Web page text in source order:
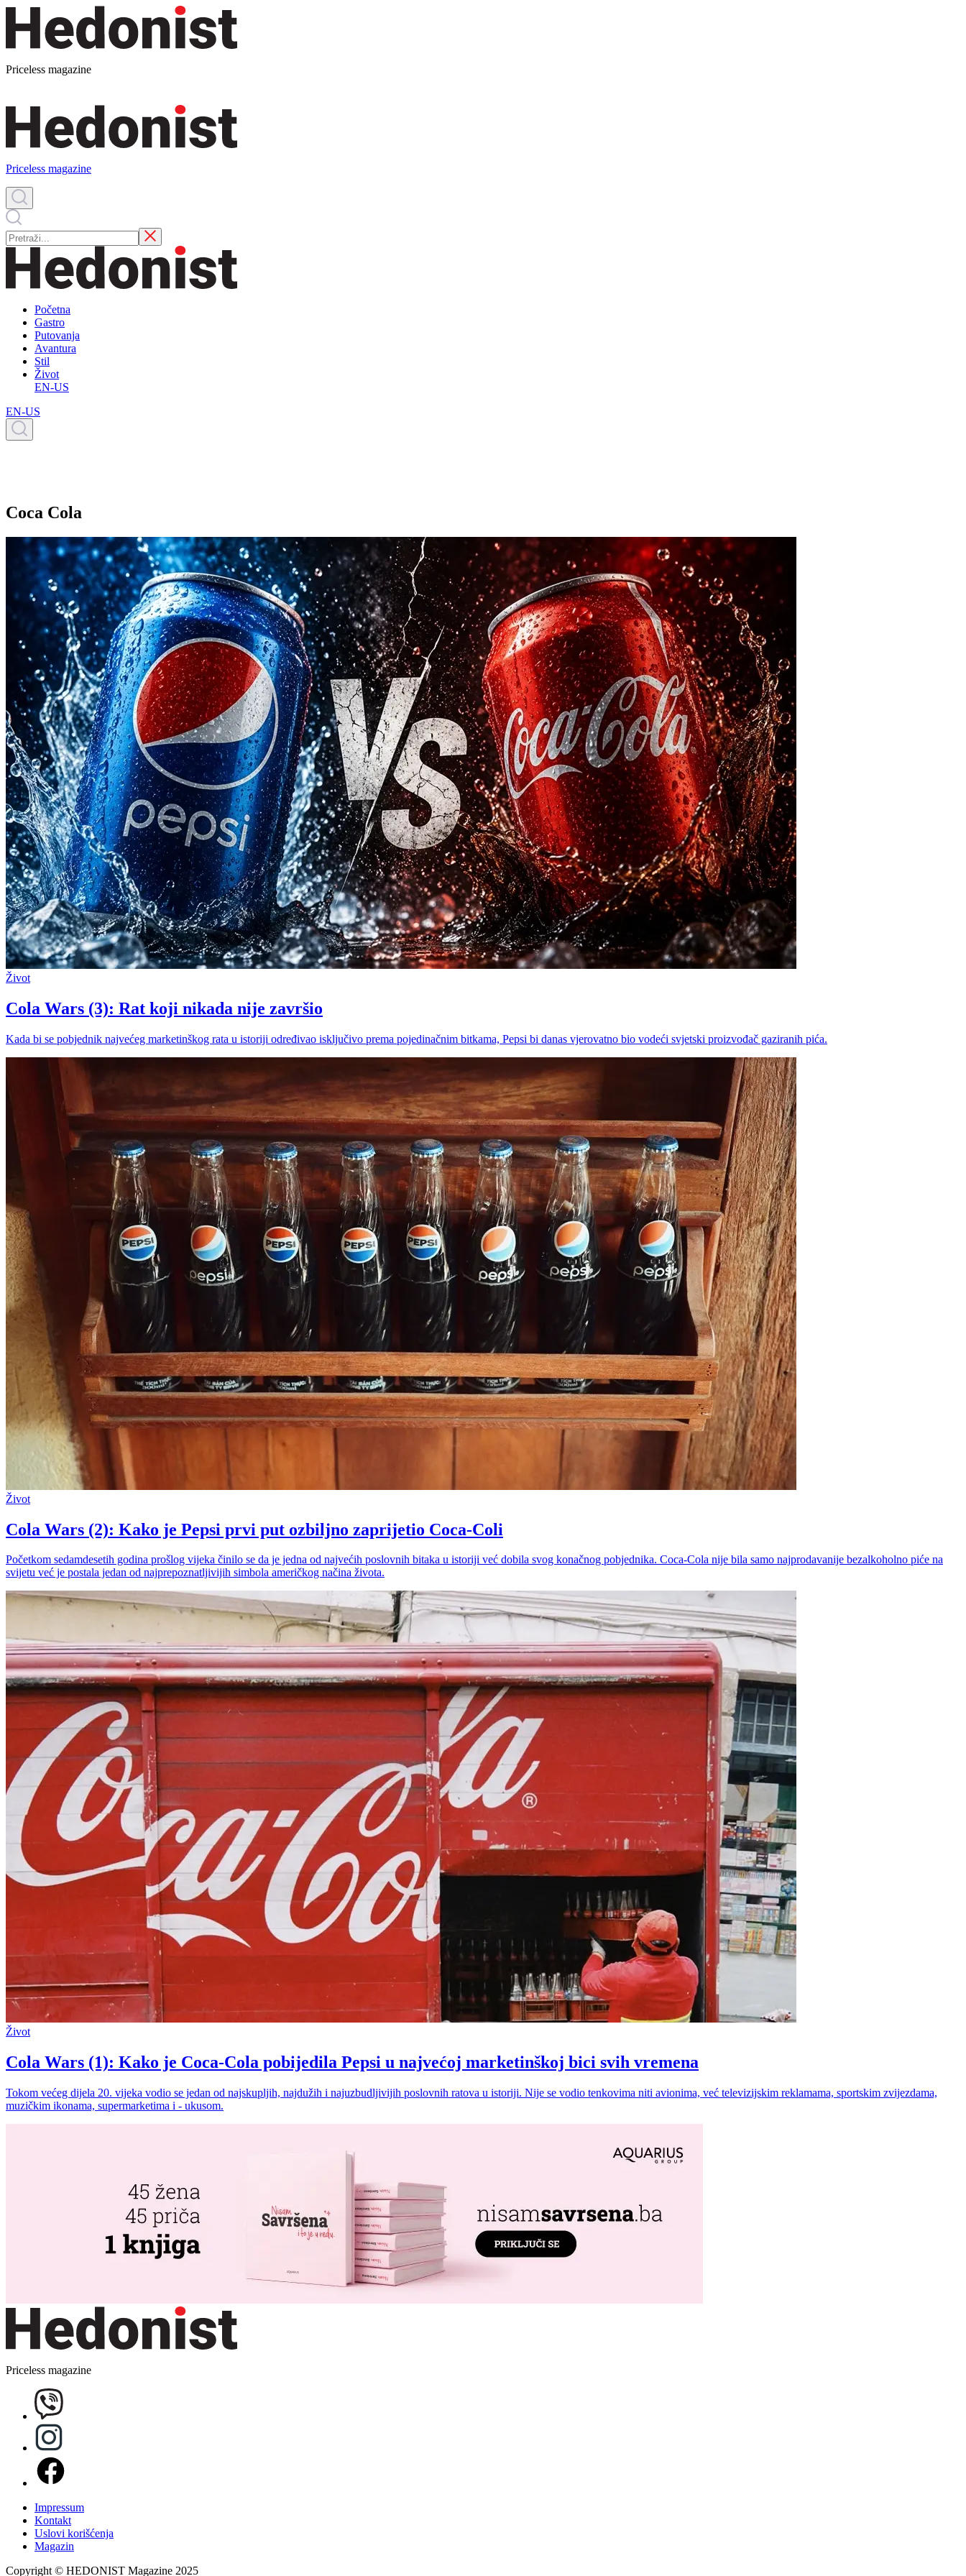
Priceless magazine
Priceless magazine
Početna
Gastro
Putovanja
Avantura
Stil
Život
EN-US
EN-US
Coca Cola
Život
Cola Wars (3): Rat koji nikada nije završio
Kada bi se pobjednik najvećeg marketinškog rata u istoriji određivao isključivo prema pojedinačnim bitkama, Pepsi bi danas vjerovatno bio vodeći svjetski proizvođač gaziranih pića.
Život
Cola Wars (2): Kako je Pepsi prvi put ozbiljno zaprijetio Coca-Coli
Početkom sedamdesetih godina prošlog vijeka činilo se da je jedna od najvećih poslovnih bitaka u istoriji već dobila svog konačnog pobjednika. Coca-Cola nije bila samo najprodavanije bezalkoholno piće na
svijetu već je postala jedan od najprepoznatljivijih simbola američkog načina života.
Život
Cola Wars (1): Kako je Coca-Cola pobijedila Pepsi u najvećoj marketinškoj bici svih vremena
Tokom većeg dijela 20. vijeka vodio se jedan od najskupljih, najdužih i najuzbudljivijih poslovnih ratova u istoriji. Nije se vodio tenkovima niti avionima, već televizijskim reklamama, sportskim zvijezdama,
muzičkim ikonama, supermarketima i - ukusom.
Priceless magazine
Impressum
Kontakt
Uslovi korišćenja
Magazin
Copyright © HEDONIST Magazine 2025